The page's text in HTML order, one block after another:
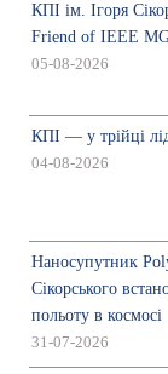
КПІ ім. Ігоря
Friend of IEEE
05-08-2026
КПІ — у трійці
04-08-2026
Наносупутник
Сікорського
польоту в космосі
31-07-2026